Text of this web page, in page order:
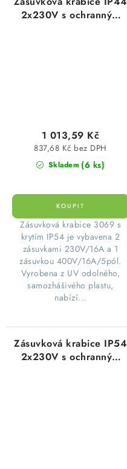
2x230V s ochranným
Skladem (6 ks)
837,68 Kč bez DPH
1 013,59 Kč
​Zásuvková krabice 3069 s
krytím IP54 je vybavena 2
zásuvkami 230V/16A a 1
zásuvkou 400V/16A/5pól.
Vyrobena z UV odolného,
samozhášivého plastu,
nabízí...
Zásuvková krabice IP54
2x230V s ochranným